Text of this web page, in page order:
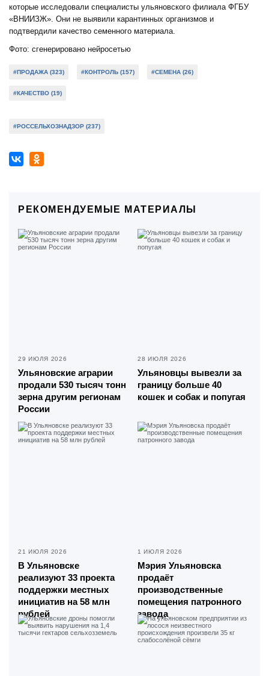
которые исследовали специалисты ульяновского филиала ФГБУ
«ВНИИЗЖ». Они не выявили карантинных организмов и
подтвердили качество семенного материала.
Фото: сгенерировано нейросетью
#ПРОДАЖА (323) #КОНТРОЛЬ (157) #СЕМЕНА (26)
#КАЧЕСТВО (19)
#РОССЕЛЬХОЗНАДЗОР (237)
РЕКОМЕНДУЕМЫЕ МАТЕРИАЛЫ
29 ИЮЛЯ 2026
Ульяновские аграрии
продали 530 тысяч тонн
зерна другим регионам
России
28 ИЮЛЯ 2026
Ульяновцы вывезли за
границу больше 40
кошек и собак и попугая
21 ИЮЛЯ 2026
В Ульяновске
реализуют 33 проекта
поддержки местных
инициатив на 58 млн
рублей
1 ИЮЛЯ 2026
Мэрия Ульяновска
продаёт
производственные
помещения патронного
завода